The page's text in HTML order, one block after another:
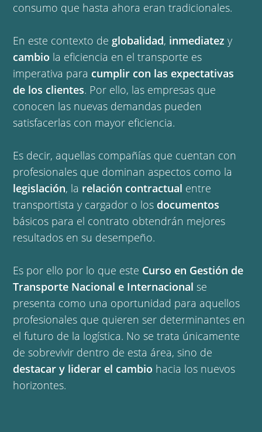
consumo que hasta ahora eran tradicionales.
En este contexto de globalidad, inmediatez y
cambio la eficiencia en el transporte es
imperativa para cumplir con las expectativas
de los clientes. Por ello, las empresas que
conocen las nuevas demandas pueden
satisfacerlas con mayor eficiencia.
Es decir, aquellas compañías que cuentan con
profesionales que dominan aspectos como la
legislación, la relación contractual entre
transportista y cargador o los documentos
básicos para el contrato obtendrán mejores
resultados en su desempeño.
Es por ello por lo que este Curso en Gestión de
Transporte Nacional e Internacionalse
presenta como una oportunidad para aquellos
profesionales que quieren ser determinantes en
el futuro de la logística. No se trata únicamente
de sobrevivir dentro de esta área, sino de
destacar y liderar el cambio hacia los nuevos
horizontes.